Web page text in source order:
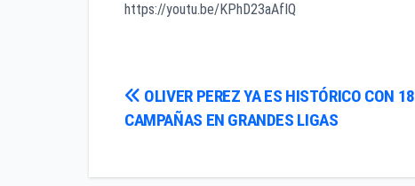
https://youtu.be/KPhD23aAfIQ
Navegación
entradas
OLIVER PEREZ YA ES HISTÓRICO CON 18
CAMPAÑAS EN GRANDES LIGAS